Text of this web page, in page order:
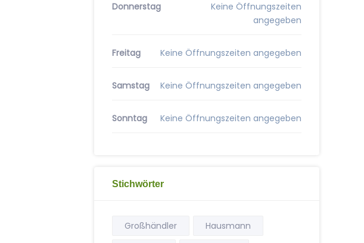
Donnerstag
Keine Öffnungszeiten
angegeben
Freitag Keine Öffnungszeiten angegeben
Samstag Keine Öffnungszeiten angegeben
Sonntag Keine Öffnungszeiten angegeben
Stichwörter
Großhändler
Hausmann